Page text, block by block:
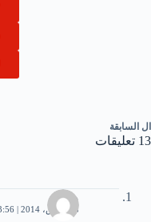
ال السابقة
13 تعليقات
محمد
18 مارس، 2014 | 3:56 م